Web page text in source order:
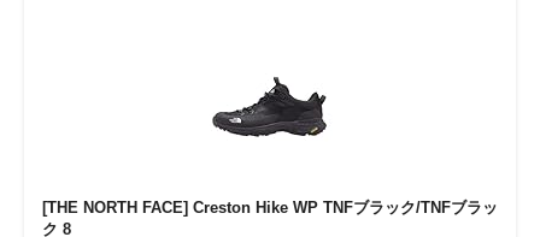
[THE NORTH FACE] Creston Hike WP TNFブラック/TNFブラッ
ク 8